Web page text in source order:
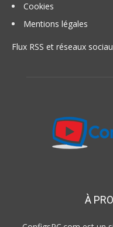
Cookies
Mentions légales
Flux RSS et réseaux
À